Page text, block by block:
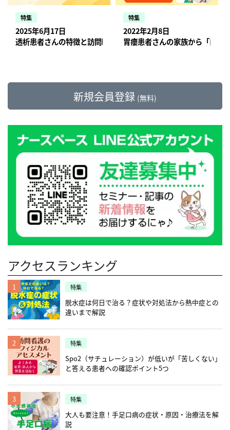
の専門家にコンサルテーションの依頼やウェ
ブ上で地域に関係なくいつでも相談やディス
カッションが行えるしくみも整えています。
実際に現場に一緒に出かけて、看護実践につ
『ナースマン』に影響を受け、「最も患者さ
WyL株式会社を創立し、直営で2店舗、関連
会社でフランチャイズ4店舗を運営。(2020年
12月現在)「全ての人に“家に帰る”選択肢を」
を理念に掲げ、小児、精神、神経難病、困難
な社会的な背景があるなど、在宅療養の中で
も受け皿の少ない利用者を中心に訪問看護事
業を展開している。 インタビューをした人
シニアライフデザイン 堀内裕子 桜美林大学
大学院老年学研究科博士前期課程修了。「ジ
ェロントロジスト」のコンサルタント・マー
ケッターとして、シニア案件に数多く参画。
日本応用老年学会常任理事、日本市民安全学
会常任理事を務め、リサーチ・コンサルティ
略／大手GMSのシニア向け売り場企画／大手
百貨店の高齢者向けサービス・婦人服企画等
を多数行う。活動にはNHK 総合 「首都圏情報
ネタドリ！」出演、「新シニア市場攻略のカ
ギはモラトリアムおじさんだ！」（ダイヤモ
ンド社）編著他、企業・自治体での講演多
います。 基本的に臨床における看護教育の中
心はOJTなので、OJTを細かく分類→整理→
言語化して実践しています。 （OJT：On-
the-Job Training、現場教育のこと) ―どのよ
同行訪問についても、5つのステップに分け
て考えています。 ステップ1：ケアの見学 ス
ステップ3：そのケアについて一通り自分で
やってみる ステップ4：ケアマネジャーや医
師への報告連絡相談を実施する ステップ5：
長期的な予測のもと、この数週間過ごせるか
という看護過程を頭の中で回してみる ステッ
プ5まで1人でできて、初めて単独で訪問がで
きるのではないかと考え、このOJTの5ステッ
プを自立へのステップとしています。ですの
で、皆さんがやっていることと基本的には変
わりはないですが、私たちなりに細かく分類
→整理→言語化をしています。 新人に合わせ
て上手くアレンジをすることで、どのステー
ションでも標準的なステップが踏めるよう、
社 代表取締役 / ウィル訪問看護ステーション
江戸川 所長 / 看護師・保健師・在宅看護専門
看護師 岩本大希 ドラマ『ナースマン』に影
響を受け、「最も患者さんに近い存在」とし
て医療に関わりたいと思い、看護師になるこ
とを決意。2016年4月にWyL株式会社を創立
ズ4店舗を運営。(2020年12月現在)「全ての人
あるなど、在宅療養の中でも受け皿の少ない
利用者を中心に訪問看護事業を展開してい
ト」のコンサルタント・マーケッターとし
て、シニア案件に数多く参画。日本応用老年
発表しました。 2020年9月に開始予定だった
オンライン服薬指導についても、上記と同様
に4月から始まり、半年ほど前倒してのスタ
ートとなりました。これを機に、病院でも組
にて、やむを得ない場合以外でも算定するこ
とが可能になりました。 新型コロナウイルス
している病院も多いため、オンラインでの退
院調整カンファレンスがますます増えていく
かもしれません。 また、オンライン診療にお
ける「D to P with N」モデルについても検討
されています。 D（Doctor：医師）と、
N（Nurse：看護師）といるP（Patient：患
者）をスマートフォンやPC等で繋ぎ、オンラ
インで診察をするモデルのことです。 今後、
訪問看護師には具体的にどんなことが求めら
れるのでしょうか、詳しくはこちらのコラム
をご覧ください。 2020年、医療現場のオンラ
イン化で訪問看護はどう変わる？徹底解説 新
型コロナウイルス感染症の今後の状況によっ
わっていくかもしれません。新型コロナで制
度的に進んだ面もありますが、一刻も早い収
束を願うばかりです。
てくれたり、ご近所さんや小学生が遊びに来
たりなど、地域住民の居場所となっていま
す。研究者でもある代表の吉江さんは、自治
体とも協力した地域支援事業として通いの場
象になってしまいます。元気に外を歩いてい
る人とは仕事上でお会いする機会がないです
よね。そこをなんとかしたいと思いました」
と語ります。住民と看護師が持ちつ持たれつ
考えて運営をされています。開設にあたって
は地縁のある柏市役所のOBさんから、ボラン
ティアの核になってくれそうな人を紹介して
もらい、運営の手伝いをしてもらっているそ
うです。住民の方との繋がりでネットワーク
を拡大することが、地域との接点を持つため
の鍵になるようです。詳しくはこちらの取材
記事をご覧ください。研究を飛び越えて、魅
せる強み（ビュートゾルフ柏 吉江悟） 地
域に出ることが看護師のモチベーションにも
繋がる 「元気なころから訪問看護ステーショ
ンの看護師が関わっていれば、利用者さんと
本人自身では思いを表出できなくなったとし
ても、その方の生き方を支えていけると思う
域ささえあいセンター長の澤登久雄さんは言
います。澤登さんは、前述の「みま〜も」の
立ち上げに携わった第一人者です。今では大
関わっており、地域の元気な高齢者と共に活
動することでモチベーションの向上にも繋が
っているそうです。地域の活動で出会った住
民の方が、何かあった時に「この訪問看護ス
テーションを選びたい」と思ってもらえるこ
とも組織のメリットになります。地域で多職
種や住民で集まる会が盛り上がりを見せてい
にいくつか段階を設けてじっくりとマッチン
グをしています。 訪問看護ステーションとし
て入職者に求めていることをあらかじめ伝え
ることで、ミスマッチを少なくしています。
みのりでは、どんな人を採用しているのでし
（訪問看護ステーションみのり 進あすか、
訪問看護ステーションみのり奈良 小瀬古信
幸） ファンを獲得し多様な看護師を採用 東
京都江戸川区を中心に全国に展開するWyL(ウ
います。 「『本当にすべてをこなせるジェネ
ラリストって存在するのだろうか』と疑問に
思います」と代表取締役の岩本さんは語りま
す。 多くの病棟を経験したとしても、全てが
できる看護師というのはほとんどおらず、経
験や強みは人それぞれです。だからこそ、多
様な経歴のスタッフを採用し、お互いの経験
を活かしながらチームを強化していけるので
す。 また「ウィル」というブランド形成やメ
ディア露出などを綿密な設計の上で行い、フ
ァンを獲得し、仲間を増やしているそうで
す。詳しくはこちらの取材記事をご覧くださ
のか？（WyL訪問看護ステーション 岩本大
希） どんなステーションにするため、どんな
出てくるかもしれません。 転職者のリアルな
声をもっと聞きいてみたいという方は、訪問
部 2020年3月30日ニュースリリース
ンでは、愛知医科大学の下園美保子先生と共
同で「災害時個別支援計画」の作成をしてい
ます。 作成のきっかけは「一般的な災害対策
マニュアルを利用して実施した災害訓練での
失敗」だと、管理者の佐渡本さんは語りま
個別に災害支援計画を作ってみてはどうかと
いう話に至りました。 個別に支援計画を作成
することで、災害時に利用者さんが焦らず行
動できるだけでなく、普段の生活でも災害に
ンパワーの中で、何人もの人が連絡や訪問を
するなど、無駄な動きをしているのが現実で
す。 在宅医療の連携ツールとしても、この災
害時個別支援計画は今後広く利用されるよう
になるかもしれません。 もしもに対応でき
る！災害時支援計画（テンハート訪問看護ス
テーション 佐渡本琢也） 高齢者こそ災害準
備を 東京都健康長寿医療センター研究所の涌
井智子先生は、高齢者にとっての災害準備の
必要性を訴えています。 高齢者は、災害発生
直後から72時間後までは、体力的・精神的な
理由で避難が遅れてしまうと言われていま
す。また、災害発生後72時間以降は、避難所
などの生活環境への変化に耐えられず、身体
機能や認知機能の低下が起こるリスクがあり
ることで、高齢者自らが、災害時に生き残る
可能性を広げることができるそうです。 高齢
者の防災準備あるあるや、今日からできるプ
チ避難準備について、涌井先生が解説してい
ます。詳しくはこちらのコラムをご覧くださ
い。 高齢者にとっての災害対策（東京都健康
長寿医療センター研究所 涌井智子） 異なる
支援ニーズへの対応と地域コミュニティ 今日
からできるプチ災害準備（東京都健康長寿医
療センター研究所 涌井智子） ついつい後回
しにしがちですが、いつ起きてもおかしくな
いのが災害です。これを機に、ステーション
の災害対策について見直してみてはいかがで
ス感染症の可能性があった場合、どのように
対応すべきか悩んだというケースがあったか
もしれません。 岩本さんは、こうした在宅で
よく遭遇するケースに関してどう考え、どう
対処したら良いかの情報を発信しています。
本大希） コロナ禍でも利用者数アップの秘訣
全国に展開するリカバリー訪問看護ステーシ
ョン。 コロナ禍に１人で悩む利用者さんを救
うため「こういった時期だからこそ、訪問看
んは言います。 新型コロナウイルス感染症の
影響で、多くの訪問看護ステーションで収益
が下がっている中、リカバリーでは20％ほど
利用者が増えたそうです。 直接会いにいくの
ではなく電話での営業に切り替えるなど、営
業方法を工夫することで、順調に収益も伸ば
すことに成功されています。具体的なコロナ
禍での営業方法やステーションの方針決定等
について、詳しくはこちらの取材記事をご覧
ください。 牛丼チェーンを見習って、訪問看
護をメジャーに！（リカバリーインターナシ
ョナル株式会社 大河原峻） ICTを活用した
訪問看護ステーション。 緊急事態宣言の時
は、情報がまだ少なく何をどうすべきか対応
が難しかったと、在宅医療事業部長の金坂さ
と、電子カルテの利用やGoogleカレンダーで
のスケジュール管理など、元々ICTを活用し
ていたことで、対応がスムーズに進んだそう
です。 現在でもテレワークの導入や可能なス
タッフには直行直帰をしてもらうことで、ス
タッフ同士の接触を最小限にするような工夫
をされています。 テレワーク導入等の具体的
な新型コロナウイルス対応について、詳しく
対応を変えるためのチャレンジ（ケアプロ株
式会社 金坂宇将） 感染管理認定看護師なら
ではの視点で対策 愛知県名古屋市にあるテン
ハート訪問看護ステーション。管理者の佐渡
特集
2025年6月17日
透析患者さんの特徴と訪問時に注意したい状況・症状、報告のタ
特集
2022年2月8日
胃瘻患者さんの家族から「口か
新規会員登録 (無料)
アクセスランキング
1 特集
脱水症は何日で治る？症状や対処法から熱中症との
違いまで解説
2 特集
Spo2（サチュレーション）が低いが「苦しくない」
と答える患者への確認ポイント5つ
3 特集
大人も要注意！手足口病の症状・原因・治療法を解
説